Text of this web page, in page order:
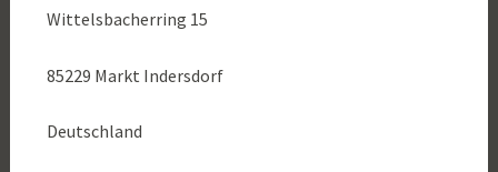
Wittelsbacherring 15
85229 Markt Indersdorf
Deutschland